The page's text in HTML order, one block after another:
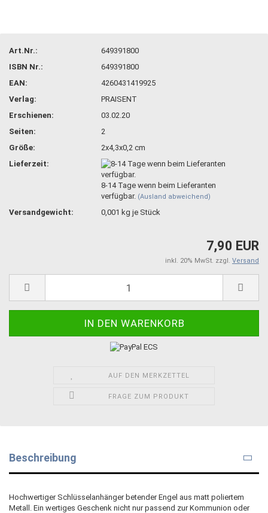
Art.Nr.:
649391800
ISBN Nr.:
649391800
EAN:
4260431419925
Verlag:
PRAISENT
Erschienen:
03.02.20
Seiten:
2
Größe:
2x4,3x0,2 cm
Lieferzeit:
8-14 Tage wenn beim Lieferanten
verfügbar. (Ausland abweichend)
Versandgewicht: 0,001 kg je Stück
7,90 EUR
inkl. 20% MwSt. zzgl. Versand
AUF DEN MERKZETTEL
FRAGE ZUM PRODUKT
Beschreibung
Hochwertiger Schlüsselanhänger betender Engel aus matt poliertem
Metall. Ein wertiges Geschenk nicht nur passend zur Kommunion oder